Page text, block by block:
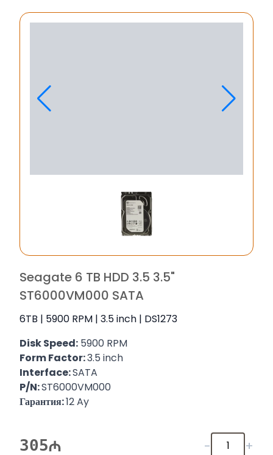
Seagate 6 TB HDD 3.5 3.5"
ST6000VM000 SATA
6TB | 5900 RPM | 3.5 inch | DS1273
Disk Speed: 5900 RPM
Form Factor:3.5 inch
Interface:SATA
P/N:ST6000VM000
Гарантия:12 Ay
305 - +